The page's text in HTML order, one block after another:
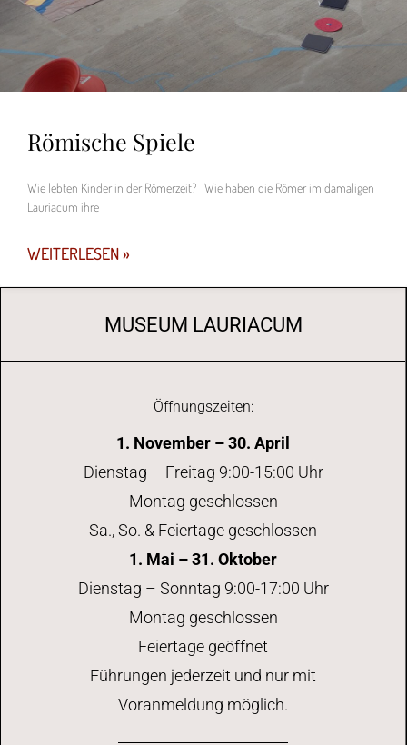
Römische Spiele
Wie lebten Kinder in der Römerzeit? Wie haben die Römer im damaligen
Lauriacum ihre
WEITERLESEN »
MUSEUM LAURIACUM
Öffnungszeiten:
1. November – 30. April
Dienstag – Freitag 9:00-15:00 Uhr
Montag geschlossen
Sa., So. & Feiertage geschlossen
1. Mai – 31. Oktober
Dienstag – Sonntag 9:00-17:00 Uhr
Montag geschlossen
Feiertage geöffnet
Führungen jederzeit und nur mit
Voranmeldung möglich.